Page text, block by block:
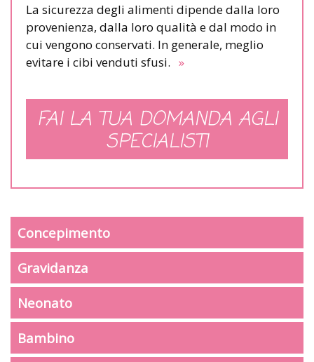
La sicurezza degli alimenti dipende dalla loro
provenienza, dalla loro qualità e dal modo in
cui vengono conservati. In generale, meglio
evitare i cibi venduti sfusi. »
FAI LA TUA DOMANDA AGLI
SPECIALISTI
Concepimento
Gravidanza
Neonato
Bambino